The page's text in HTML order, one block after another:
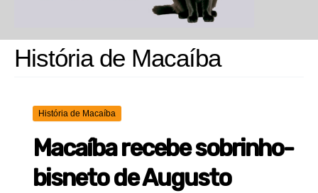
História de Macaíba
História de Macaíba
Macaíba recebe sobrinho-
bisneto de Augusto